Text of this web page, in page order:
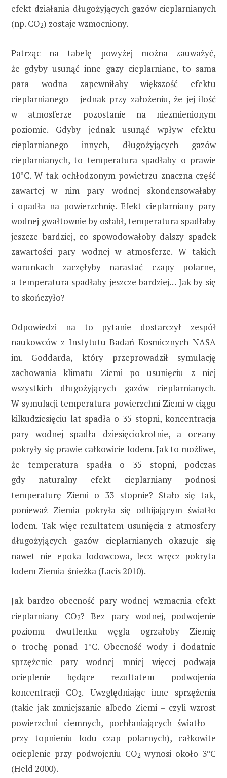
efekt działania długożyjących gazów cieplarnianych
(np. CO2) zostaje wzmocniony.
Patrząc na tabelę powyżej można zauważyć,
że gdyby usunąć inne gazy cieplarniane, to sama
para wodna zapewniłaby większość efektu
cieplarnianego – jednak przy założeniu, że jej ilość
w atmosferze pozostanie na niezmienionym
poziomie. Gdyby jednak usunąć wpływ efektu
cieplarnianego innych, długożyjących gazów
cieplarnianych, to temperatura spadłaby o prawie
10°C. W tak ochłodzonym powietrzu znaczna część
zawartej w nim pary wodnej skondensowałaby
i opadła na powierzchnię. Efekt cieplarniany pary
wodnej gwałtownie by osłabł, temperatura spadłaby
jeszcze bardziej, co spowodowałoby dalszy spadek
zawartości pary wodnej w atmosferze. W takich
warunkach zaczęłyby narastać czapy polarne,
a temperatura spadłaby jeszcze bardziej… Jak by się
to skończyło?
Odpowiedzi na to pytanie dostarczył zespół
naukowców z Instytutu Badań Kosmicznych NASA
im. Goddarda, który przeprowadził symulację
zachowania klimatu Ziemi po usunięciu z niej
wszystkich długożyjących gazów cieplarnianych.
W symulacji temperatura powierzchni Ziemi w ciągu
kilkudziesięciu lat spadła o 35 stopni, koncentracja
pary wodnej spadła dziesięciokrotnie, a oceany
pokryły się prawie całkowicie lodem. Jak to możliwe,
że temperatura spadła o 35 stopni, podczas
gdy naturalny efekt cieplarniany podnosi
temperaturę Ziemi o 33 stopnie? Stało się tak,
ponieważ Ziemia pokryła się odbijającym światło
lodem. Tak więc rezultatem usunięcia z atmosfery
długożyjących gazów cieplarnianych okazuje się
nawet nie epoka lodowcowa, lecz wręcz pokryta
lodem Ziemia-śnieżka (Lacis 2010).
Jak bardzo obecność pary wodnej wzmacnia efekt
cieplarniany CO2? Bez pary wodnej, podwojenie
poziomu dwutlenku węgla ogrzałoby Ziemię
o trochę ponad 1°C. Obecność wody i dodatnie
sprzężenie pary wodnej mniej więcej podwaja
ocieplenie będące rezultatem podwojenia
koncentracji CO2. Uwzględniając inne sprzężenia
(takie jak zmniejszanie albedo Ziemi – czyli wzrost
powierzchni ciemnych, pochłaniających światło –
przy topnieniu lodu czap polarnych), całkowite
ocieplenie przy podwojeniu CO2 wynosi około 3°C
(Held 2000).